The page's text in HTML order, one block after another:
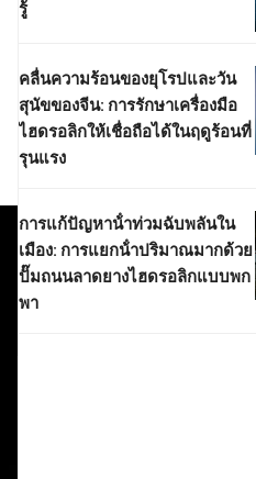
รู้
คลื่นความร้อนของยุโรปและวัน
สุนัขของจีน: การรักษาเครื่องมือ
ไฮดรอลิกให้เชื่อถือได้ในฤดูร้อนที่
รุนแรง
การแก้ปัญหาน้ําท่วมฉับพลันใน
เมือง: การแยกน้ําปริมาณมากด้วย
ปั๊มถนนลาดยางไฮดรอลิกแบบพก
พา